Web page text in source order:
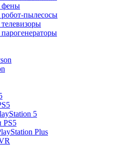
фены
пылесосы
5
PS5
Plus